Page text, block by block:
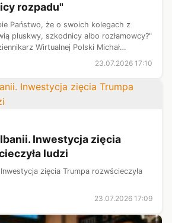
rozpadu"
Państwo, że o swoich kolegach z
pluskwy, szkodnicy albo rozłamowcy?"
Wirtualnej Polski Michał
kryzys w Prawie i Sprawiedliwości. W
23.07.2026 17:10
Inwestycja zięcia
ludzi
zięcia Trumpa rozwścieczyła
23.07.2026 17:09